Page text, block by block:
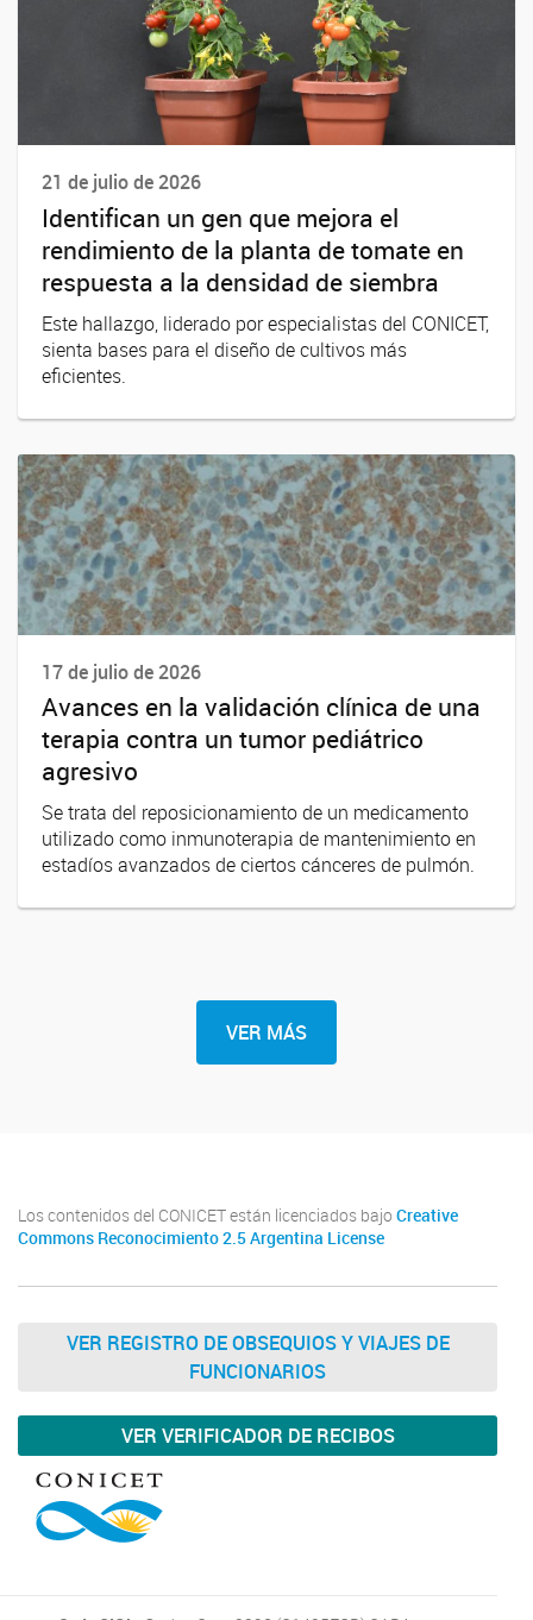
21 de julio de 2026
Identifican un gen que mejora el
rendimiento de la planta de tomate en
respuesta a la densidad de siembra
Este hallazgo, liderado por especialistas del CONICET,
sienta bases para el diseño de cultivos más
eficientes.
17 de julio de 2026
Avances en la validación clínica de una
terapia contra un tumor pediátrico
agresivo
Se trata del reposicionamiento de un medicamento
utilizado como inmunoterapia de mantenimiento en
estadíos avanzados de ciertos cánceres de pulmón.
VER MÁS
Los contenidos del CONICET están licenciados bajo Creative
Commons Reconocimiento 2.5 Argentina License
VER REGISTRO DE OBSEQUIOS Y VIAJES DE
FUNCIONARIOS
VER VERIFICADOR DE RECIBOS